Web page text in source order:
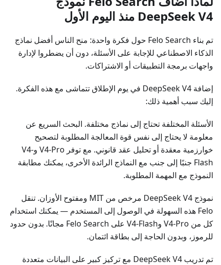
DeepSeek V4 منذ اليوم الأول
تم بناء Felo Search حول فكرة واحدة: منح الناس أفضل نماذج
الذكاء الاصطناعي للإجابة على الأسئلة، دون أن يضطروا لإدارة
واجهات برمجة التطبيقات أو الاشتراكات.
إضافة DeepSeek V4 في يوم الإطلاق تتماشى مع هذه الفكرة.
إليك سبب أهمية ذلك:
الأسئلة المختلفة تحتاج إلى نماذج مختلفة. البحث السريع عن
معلومة لا يحتاج إلى نفس قوة المعالجة المطلوبة لتصحيح
خوارزمية معقدة أو تحليل عقد قانوني. مع توفر V4-Pro وV4-
Flash جنبًا إلى جنب مع النماذج الرائدة الأخرى، يمكنك مطابقة
النموذج مع المهمة المطلوبة.
نموذج DeepSeek V4 مرخص من MIT ومفتوح الأوزان. تنقل
Felo هذه السهولة في الوصول إلى المستخدم — يمكنك استخدام
كل من V4-Pro وV4-Flash على Felo Search مجانًا. بدون حدود
للرموز، وبدون الحاجة إلى بطاقة ائتمان.
تم تدريب DeepSeek V4 مع تركيز كبير على البيانات متعددة